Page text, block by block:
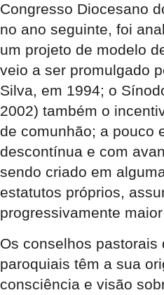
Congresso Diocesano
no ano seguinte, foi
um projeto de modelo
veio a ser promulgado
Silva, em 1994; o
2002) também o
de comunhão; a pouco
descontínua e com
sendo criado em
estatutos próprios,
progressivamente
Os conselhos pastorais
paroquiais têm a sua
consciência e visão